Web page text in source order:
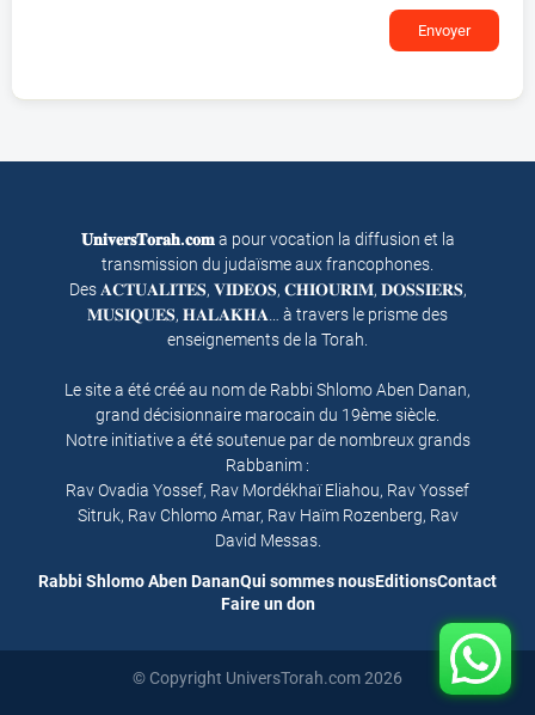
Envoyer
𝐔𝐧𝐢𝐯𝐞𝐫𝐬𝐓𝐨𝐫𝐚𝐡.𝐜𝐨𝐦a pour vocation la diffusion et la
transmission du judaïsme aux francophones.
Des 𝐀𝐂𝐓𝐔𝐀𝐋𝐈𝐓𝐄𝐒, 𝐕𝐈𝐃𝐄𝐎𝐒, 𝐂𝐇𝐈𝐎𝐔𝐑𝐈𝐌, 𝐃𝐎𝐒𝐒𝐈𝐄𝐑𝐒,
𝐌𝐔𝐒𝐈𝐐𝐔𝐄𝐒, 𝐇𝐀𝐋𝐀𝐊𝐇𝐀… à travers le prisme des
enseignements de la Torah.
Le site a été créé au nom de Rabbi Shlomo Aben Danan,
grand décisionnaire marocain du 19ème siècle.
Notre initiative a été soutenue par de nombreux grands
Rabbanim :
Rav Ovadia Yossef, Rav Mordékhaï Eliahou, Rav Yossef
Sitruk, Rav Chlomo Amar, Rav Haïm Rozenberg, Rav
David Messas.
Rabbi Shlomo Aben DananQui sommes nousEditionsContact
Faire un don
© Copyright UniversTorah.com 2026